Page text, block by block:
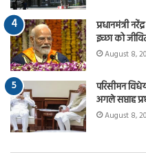
प्रधानमंत्री
इच्छा को
August 8,
परिसीमन
अगले सप्ताह
August 8,